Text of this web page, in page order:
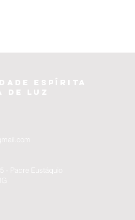
Espírita
de luz
- Padre Eustáquio